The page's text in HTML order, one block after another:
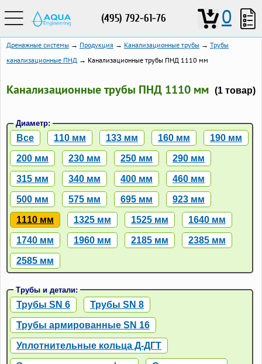
(495) 792-61-76 0
Дренажные системы → Продукция → Канализационные трубы → Трубы
канализационные ПНД → Канализационные трубы ПНД 1110 мм
Канализационные трубы ПНД 1110 мм (1 товар)
Диаметр:
Все 110 мм 133 мм 160 мм 190 мм
200 мм 230 мм 250 мм 290 мм
315 мм 340 мм 400 мм 460 мм
500 мм 575 мм 695 мм 923 мм
1110 мм 1325 мм 1525 мм 1640 мм
1740 мм 1960 мм 2185 мм 2385 мм
2585 мм
Трубы и детали:
Трубы SN 6 Трубы SN 8
Трубы армированные SN 16
Уплотнительные кольца Д-ДГТ